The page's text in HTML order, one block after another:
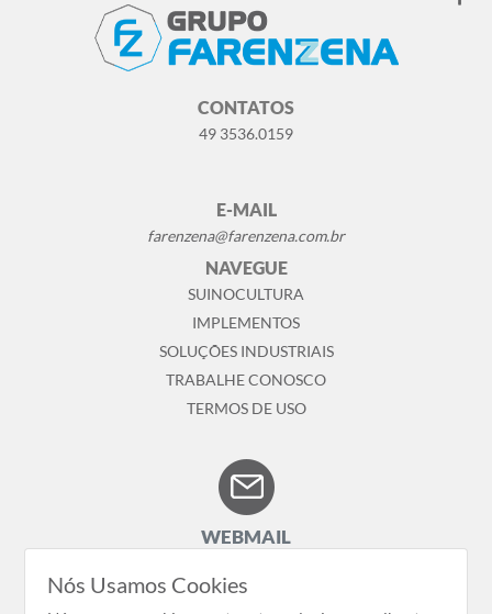
Nós Usamos Cookies
CONTATOS
49 3536.0159
E-MAIL
farenzena@farenzena.com.br
NAVEGUE
SUINOCULTURA
IMPLEMENTOS
SOLUÇÕES INDUSTRIAIS
TRABALHE CONOSCO
TERMOS DE USO
WEBMAIL